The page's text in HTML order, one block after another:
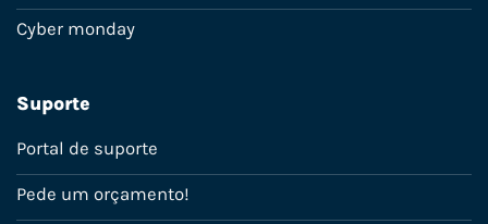
Cyber monday
Suporte
Portal de suporte
Pede um orçamento!